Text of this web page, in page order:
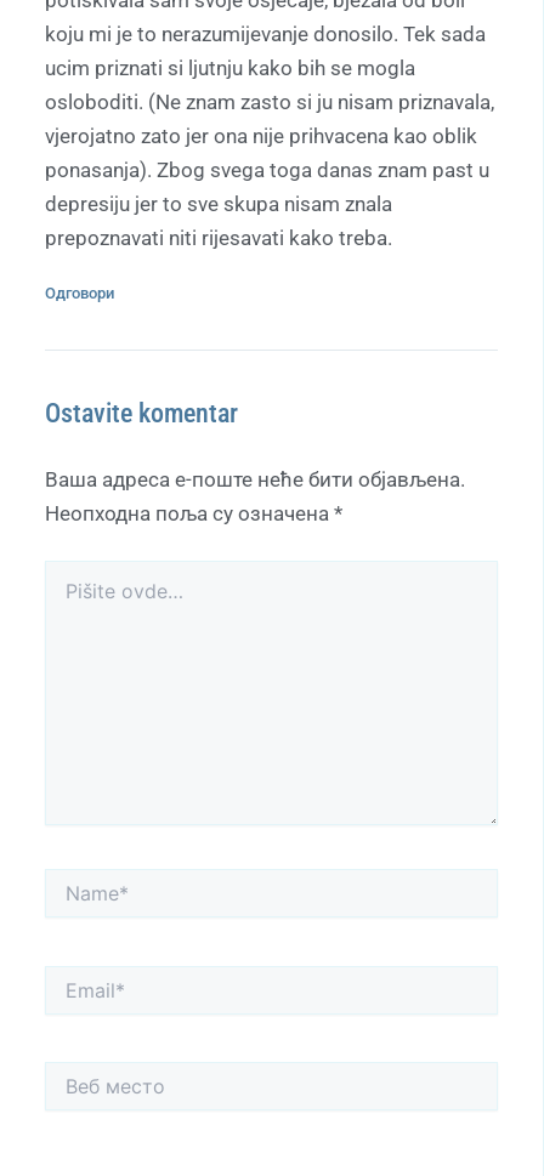
koju mi je to nerazumijevanje donosilo. Tek sada
ucim priznati si ljutnju kako bih se mogla
osloboditi. (Ne znam zasto si ju nisam priznavala,
vjerojatno zato jer ona nije prihvacena kao oblik
ponasanja). Zbog svega toga danas znam past u
depresiju jer to sve skupa nisam znala
prepoznavati niti rijesavati kako treba.
Одговори
Ostavite komentar
Ваша адреса е-поште неће бити објављена.
Неопходна поља су означена *
Name*
Email*
Веб
место